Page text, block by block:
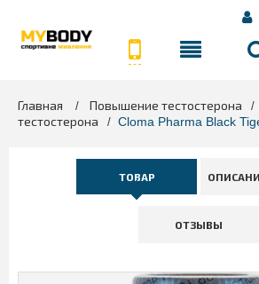
Главная > Повышение тестостерона >
тестостерона
> Cloma Pharma Black
ТОВАР
ОТЗЫВЫ